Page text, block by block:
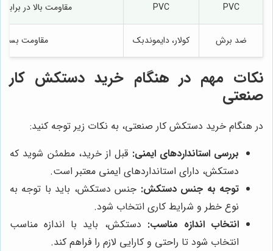
PVC
PVC مقاومت بالا در
ضد برش کولار، دایموندبک مقاومت بسیار
نکات مهم در هنگام خرید دستکش کار
صنعتی
در هنگام خرید دستکش کار صنعتی، به نکات زیر توجه کنید:
بررسی استانداردهای ایمنی: قبل از خرید، مطمئن شوید که
دستکش، دارای استانداردهای ایمنی معتبر است.
توجه به جنس دستکش: جنس دستکش، باید با توجه به
نوع خطر و شرایط کاری انتخاب شود.
انتخاب اندازه مناسب: دستکش، باید با اندازه مناسب
انتخاب شود تا راحتی و کارایی لازم را فراهم کند.